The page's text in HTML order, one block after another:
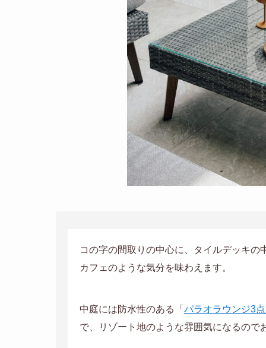
コの字の間取りの中心に、タイルデッキ
カフェのような気分を味わえます。
中庭には防水性のある「 パラオラウンジ3
で、リゾート地のような雰囲気になるので